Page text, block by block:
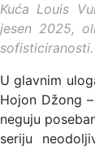
Kuća Louis
jesen 2025,
sofisticiranosti.
U glavnim
Hojon Džong
neguju
seriju